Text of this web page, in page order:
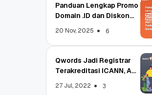
Panduan Lengkap Promo
Domain .ID dan Diskon
20 Nov, 2025 6
Qwords Jadi Registrar
Terakreditasi ICANN, Apa
27 Jul, 2022 3